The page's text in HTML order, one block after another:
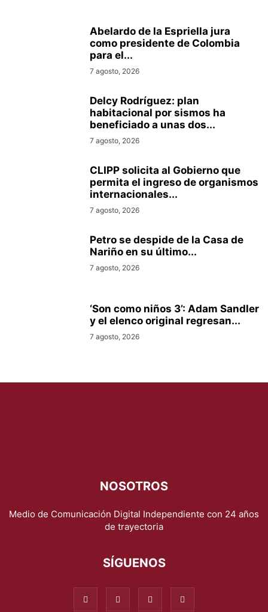
Abelardo de la Espriella jura
como presidente de Colombia
para el...
7 agosto, 2026
Delcy Rodríguez: plan
habitacional por sismos ha
beneficiado a unas dos...
7 agosto, 2026
CLIPP solicita al Gobierno que
permita el ingreso de organismos
internacionales...
7 agosto, 2026
Petro se despide de la Casa de
Nariño en su último...
7 agosto, 2026
‘Son como niños 3’: Adam Sandler
y el elenco original regresan...
7 agosto, 2026
NOSOTROS
Medio de Comunicación Digital Independiente con 24 años
de trayectoria
SÍGUENOS